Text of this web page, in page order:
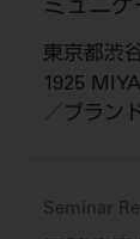
ミュニ
東京都渋
1925
／ブラン
Seminar